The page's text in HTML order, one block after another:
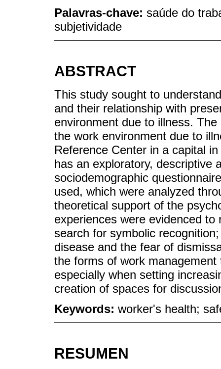
Palavras-chave: saúde do
subjetividade
ABSTRACT
This study sought to
and their relationship with
environment due to illness.
the work environment due to
Reference Center in a capital
has an exploratory, descriptive
sociodemographic
used, which were analyzed
theoretical support of the
experiences were evidenced
search for symbolic
disease and the fear of
the forms of work
especially when setting
creation of spaces for
Keywords: worker's health;
RESUMEN